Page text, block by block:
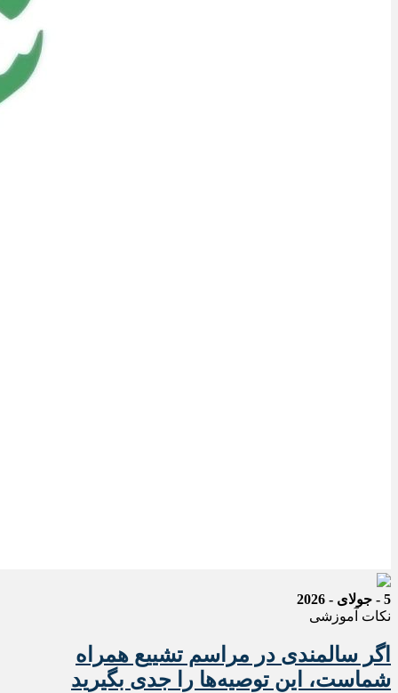
5 - جولای - 2026
نکات آموزشی
اگر سالمندی در مراسم تشییع همراه
شماست، این توصیه‌ها را جدی بگیرید